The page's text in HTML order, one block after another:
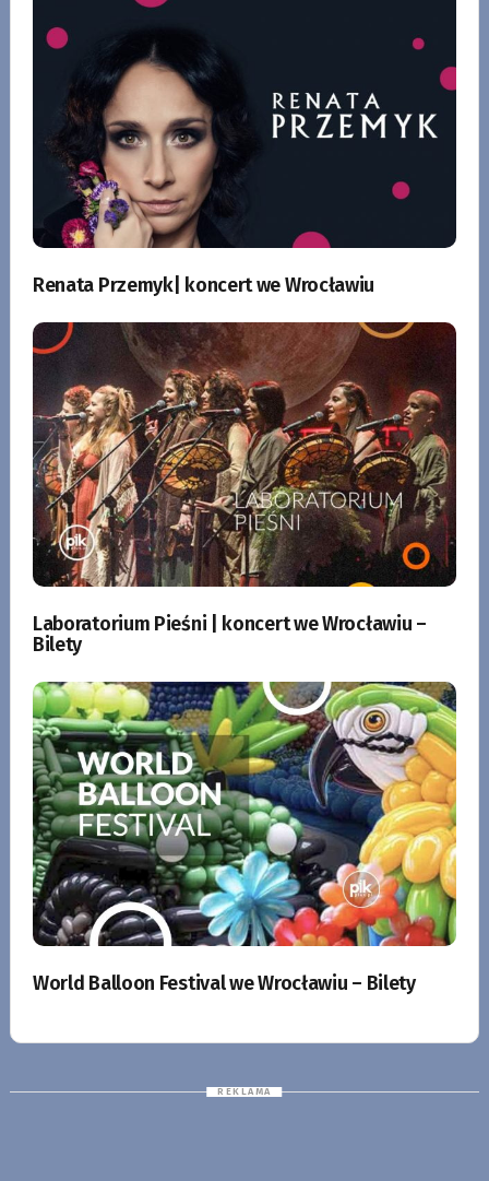
Renata Przemyk| koncert we Wrocławiu
Laboratorium Pieśni | koncert we Wrocławiu –
Bilety
World Balloon Festival we Wrocławiu – Bilety